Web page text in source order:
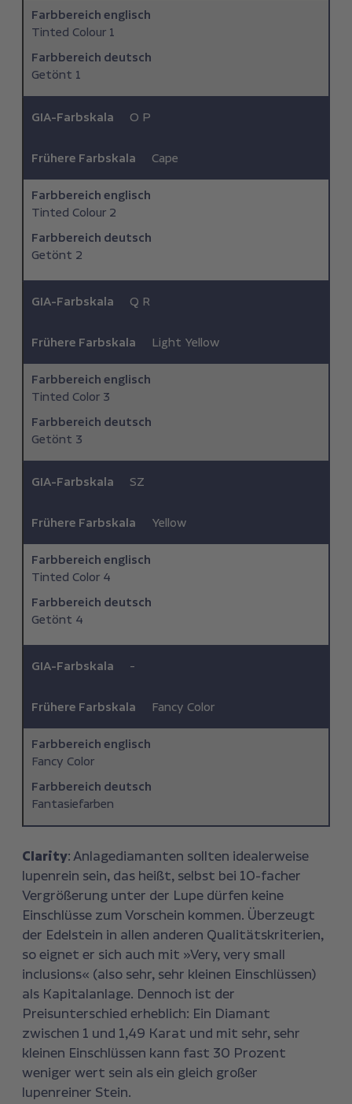
Farbbereich ­englisch
Tinted Colour 1
Farbbereich deutsch
Getönt 1
GIA-Farbskala O P
Frühere Farbskala Cape
Farbbereich ­englisch
Tinted Colour 2
Farbbereich deutsch
Getönt 2
GIA-Farbskala Q R
Frühere Farbskala Light Yellow
Farbbereich ­englisch
Tinted Color 3
Farbbereich deutsch
Getönt 3
GIA-Farbskala SZ
Frühere Farbskala Yellow
Farbbereich ­englisch
Tinted Color 4
Farbbereich deutsch
Getönt 4
GIA-Farbskala -
Frühere Farbskala Fancy Color
Farbbereich ­englisch
Fancy Color
Farbbereich deutsch
Fantasiefarben
Clarity: Anlagediamanten sollten idealerweise
lupenrein sein, das heißt, selbst bei 10-facher
Vergrößerung unter der Lupe dürfen keine
Einschlüsse zum Vorschein kommen. Überzeugt
der Edelstein in allen anderen Qualitätskriterien,
so eignet er sich auch mit »Very, very small
inclusions« (also sehr, sehr kleinen Einschlüssen)
als Kapitalanlage. Dennoch ist der
Preisunterschied erheblich: Ein Diamant
zwischen 1 und 1,49 Karat und mit sehr, sehr
kleinen Einschlüssen kann fast 30 Prozent
weniger wert sein als ein gleich großer
lupenreiner Stein.